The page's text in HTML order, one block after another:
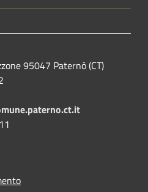
95047 Paternò (CT)